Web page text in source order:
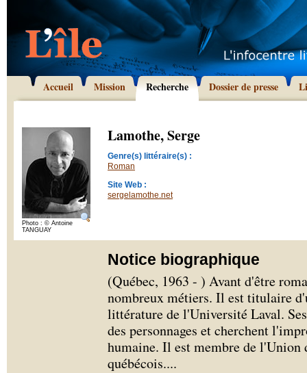
Accueil Mission Recherche Dossier de presse
Photo : © Antoine
TANGUAY
Lamothe, Serge
Genre(s) littéraire(s) :
Roman
Site Web :
sergelamothe.net
Notice biographique
(Québec, 1963 - ) Avant d'être
nombreux métiers. Il est titulaire
littérature de l'Université Laval.
des personnages et cherchent
humaine. Il est membre de l'Union
québécois....